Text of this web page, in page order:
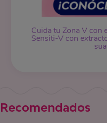
Cuida tu Zona V con
Sensiti-V con
Recomendados